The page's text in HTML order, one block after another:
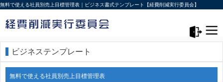
無料で使える社員別売上目標管理表｜ビジネス書式テンプレート【経費削減実行委員会】
ビジネステンプレート
無料で使える社員別売上目標管理表